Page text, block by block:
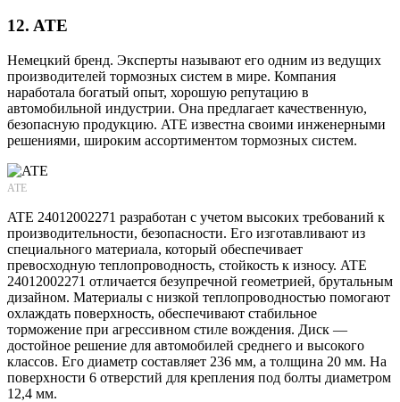
12. ATE
Немецкий бренд. Эксперты называют его одним из ведущих
производителей тормозных систем в мире. Компания
наработала богатый опыт, хорошую репутацию в
автомобильной индустрии. Она предлагает качественную,
безопасную продукцию. ATE известна своими инженерными
решениями, широким ассортиментом тормозных систем.
ATE
ATE 24012002271 разработан с учетом высоких требований к
производительности, безопасности. Его изготавливают из
специального материала, который обеспечивает
превосходную теплопроводность, стойкость к износу. ATE
24012002271 отличается безупречной геометрией, брутальным
дизайном. Материалы с низкой теплопроводностью помогают
охлаждать поверхность, обеспечивают стабильное
торможение при агрессивном стиле вождения. Диск —
достойное решение для автомобилей среднего и высокого
классов. Его диаметр составляет 236 мм, а толщина 20 мм. На
поверхности 6 отверстий для крепления под болты диаметром
12,4 мм.